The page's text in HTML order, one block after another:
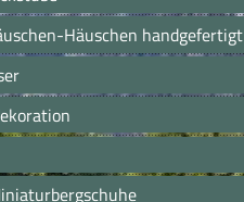
Häuschen handgefertigt